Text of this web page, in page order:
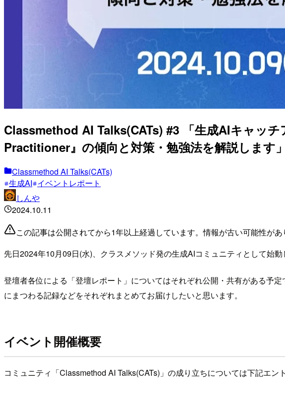
Classmethod AI Talks(CATs) #3 「生成AIキャッ
Practitioner』の傾向と対策・勉強法を解説します
Classmethod AI Talks(CATs)
生成AI イベントレポート
しんや
2024.10.11
この記事は公開されてから1年以上経過しています。情報が古い可能性があ
先日2024年10月09日(水)、クラスメソッド発の生成AIコミュニティとして始
登壇者各位による「登壇レポート」についてはそれぞれ公開・共有がある予
にまつわる記録などをそれぞれまとめてお届けしたいと思います。
イベント開催概要
コミュニティ「Classmethod AI Talks(CATs)」の成り立ちについては下記エン